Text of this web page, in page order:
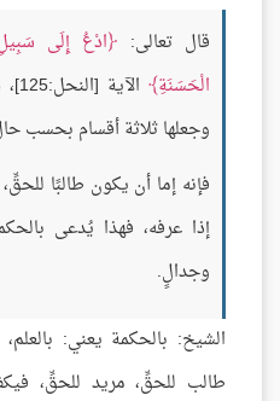
قال تعالى:
ادْعُ إِلَى
الْحَسَنَةِ
وجعلها ثلاثة أقسام بحسب
فإنه إما أن يكون طالبًا
إذا عرفه، فهذا يُدعى
وجدالٍ.
الشيخ: بالحكمة يعني: بالعلم،
طالب للحقِّ، مريد للحقِّ،